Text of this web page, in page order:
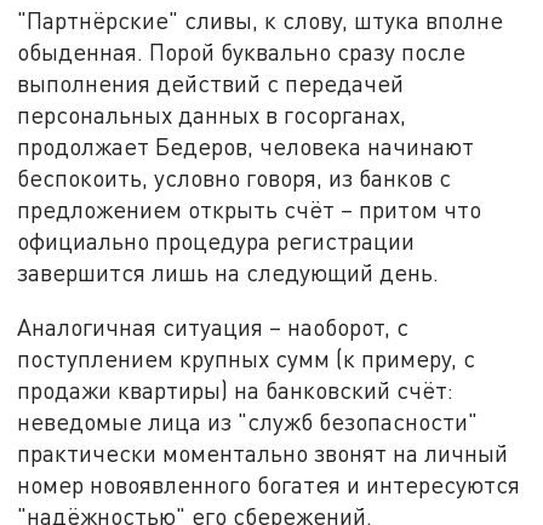
"Партнёрские" сливы, к слову, штука вполне
обыденная. Порой буквально сразу после
выполнения действий с передачей
персональных данных в госорганах,
продолжает Бедеров, человека начинают
беспокоить, условно говоря, из банков с
предложением открыть счёт – притом что
официально процедура регистрации
завершится лишь на следующий день.
Аналогичная ситуация – наоборот, с
поступлением крупных сумм (к примеру, с
продажи квартиры) на банковский счёт:
неведомые лица из "служб безопасности"
практически моментально звонят на личный
номер новоявленного богатея и интересуются
"надёжностью" его сбережений.